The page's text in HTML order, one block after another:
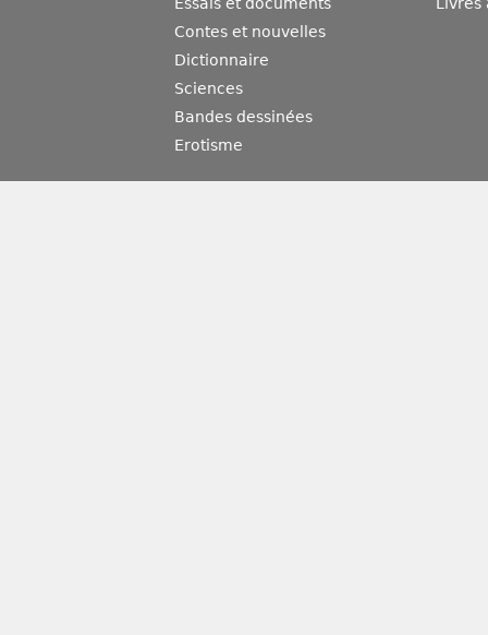
Essais et documents
Contes et nouvelles
Dictionnaire
Sciences
Bandes dessinées
Erotisme
Livres